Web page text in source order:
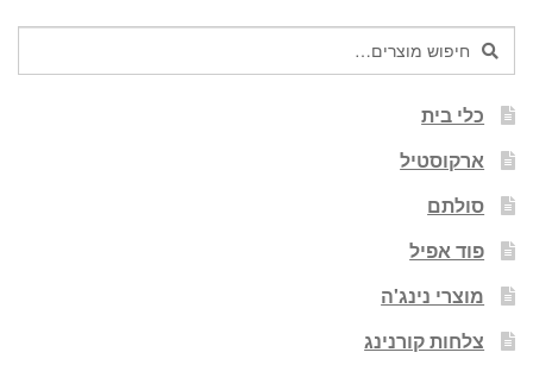
חיפוש
עבור:
חיפוש
כלי בית
ארקוסטיל
סולתם
פוד אפיל
מוצרי נינג'ה
צלחות קורנינג